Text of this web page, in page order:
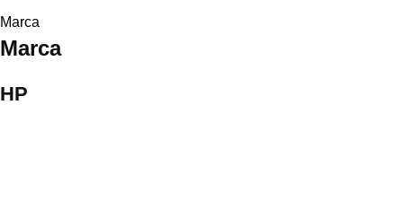
Marca
Marca
HP